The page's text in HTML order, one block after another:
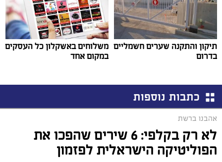
תיקון והתקנה שערים חשמליים
בדרום
משלוחים באשקלון כל העסקים
במקום אחד
כתבות נוספות
אהבנו ברשת
לא רק בקלפי: 6 שירים שהפכו את
הפוליטיקה הישראלית לפזמון